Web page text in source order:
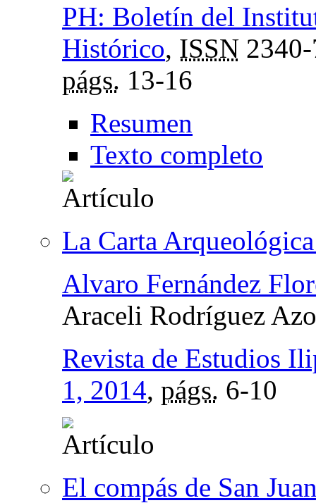
PH: Boletín del
Histórico, ISSN
págs. 13-16
Resumen
Texto completo
La Carta
Alvaro Fernández
Araceli Rodríguez
Revista de Estudios
1, 2014, págs. 6-10
El compás de San